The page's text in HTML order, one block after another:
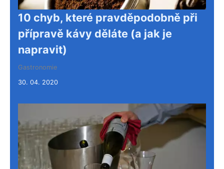
10 chyb, které pravděpodobně při
přípravě kávy děláte (a jak je
napravit)
Gastronomie
30. 04. 2020